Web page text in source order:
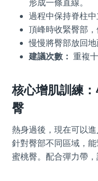
形成一條直線。
過程中保持脊柱中
頂峰時收緊臀部，
慢慢將臀部放回地
建議次數： 重複
核心增肌訓練
臀
熱身過後，現在可以
針對臀部不同區域，
蜜桃臀。配合彈力帶，